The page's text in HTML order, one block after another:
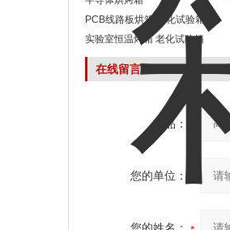
PCB线路板烘箱 老化试验箱
实验室恒温烤箱 老化试验箱
在线留言
产品：
您的单位：